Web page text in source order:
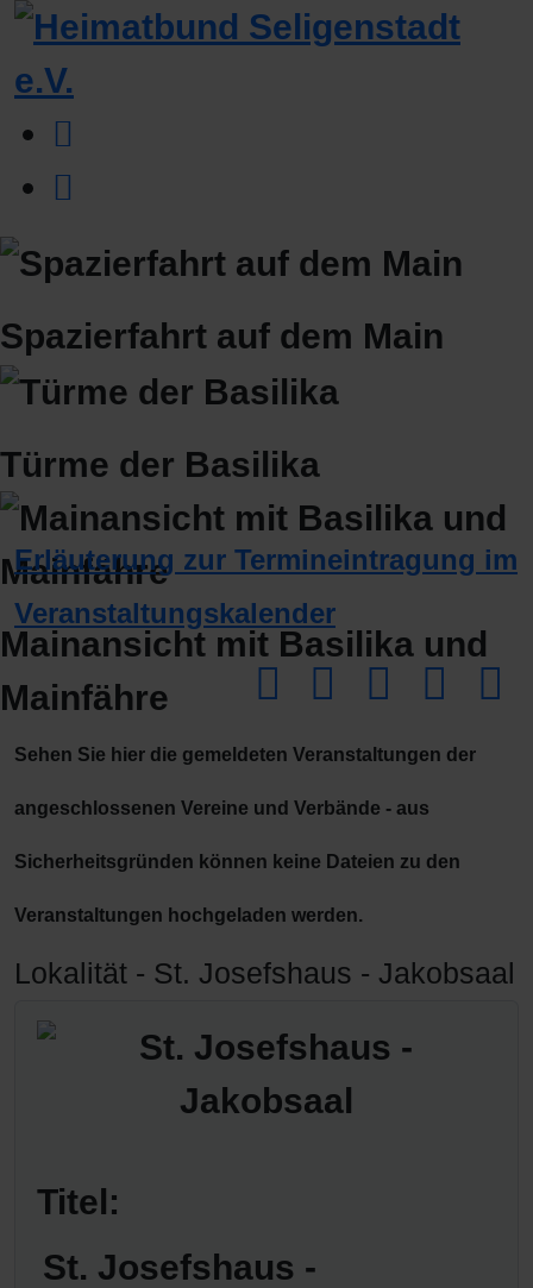
Spazierfahrt auf dem Main
Türme der Basilika
Mainansicht mit Basilika und
Mainfähre
Erläuterung zur Termineintragung im
Veranstaltungskalender
Sehen Sie hier die gemeldeten Veranstaltungen der
angeschlossenen Vereine und Verbände - aus
Sicherheitsgründen können keine Dateien zu den
Veranstaltungen hochgeladen werden.
Lokalität - St. Josefshaus - Jakobsaal
Titel:
St. Josefshaus -